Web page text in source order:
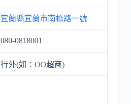
宜蘭縣宜蘭市南橋路一號
080-0818001
行外(如：OO超商)